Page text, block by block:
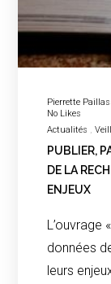
Pierrette
No Likes
Actualités
PUBLIER,
DE LA
ENJEUX
L’ouvrage
données
leurs